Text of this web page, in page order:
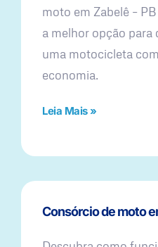
moto em Zabelê –
a melhor opção
uma motocicleta
economia.
Leia Mais »
Consórcio de moto